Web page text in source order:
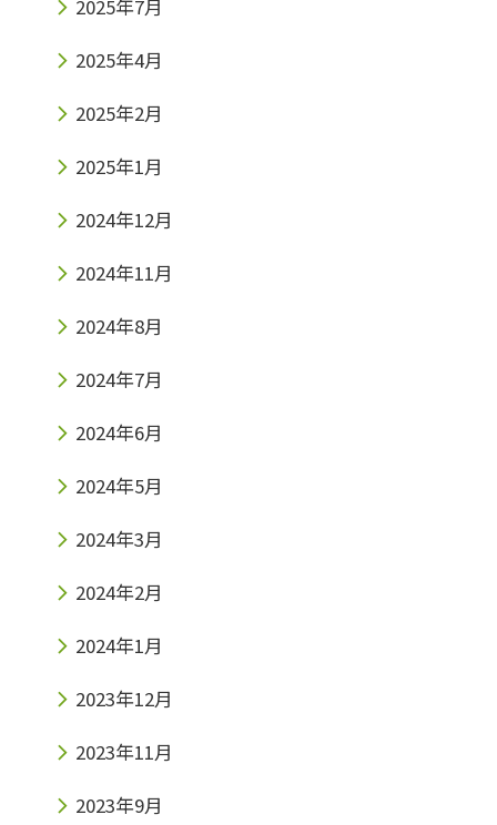
2025年7月
2025年4月
2025年2月
2025年1月
2024年12月
2024年11月
2024年8月
2024年7月
2024年6月
2024年5月
2024年3月
2024年2月
2024年1月
2023年12月
2023年11月
2023年9月